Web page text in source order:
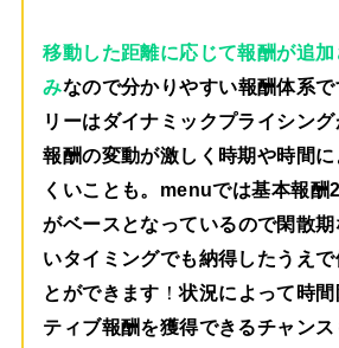
移動した距離に応じて報酬が追
みなので分かりやすい報酬体系
リーはダイナミックプライシン
報酬の変動が激しく時期や時間
くいことも。menuでは基本報酬
がベースとなっているので閑散期
いタイミングでも納得したうえで
とができます ！状況によって時
ティブ報酬を獲得できるチャン